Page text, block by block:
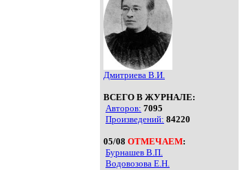
Дмитриева В.И.
ВСЕГО В ЖУРНАЛЕ:
Авторов: 7095
Произведений: 84220
05/08 ОТМЕЧАЕМ:
Бурнашев В.П.
Водовозова Е.Н.